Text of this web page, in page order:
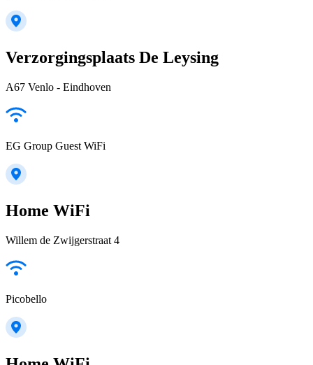
Verzorgingsplaats De Leysing
A67 Venlo - Eindhoven
EG Group Guest WiFi
Home WiFi
Willem de Zwijgerstraat 4
Picobello